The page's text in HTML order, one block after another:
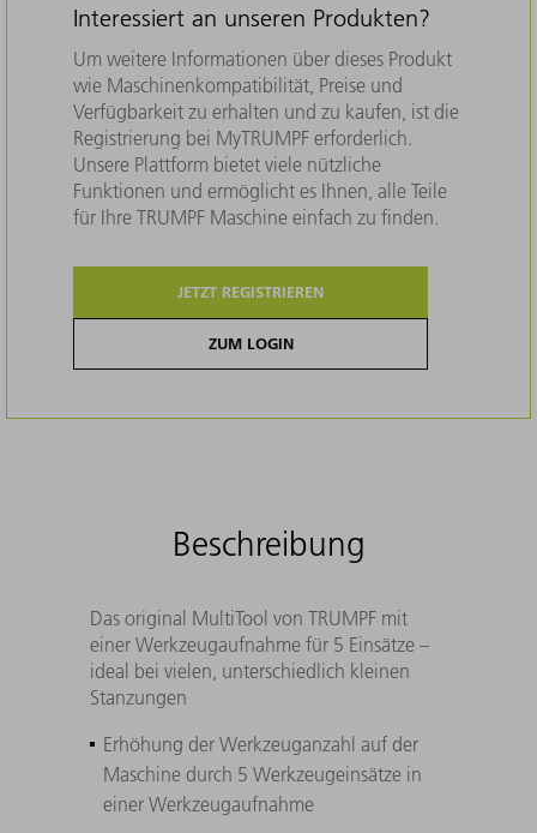
Interessiert an unseren Produkten?
Um weitere Informationen über dieses Produkt
wie Maschinenkompatibilität, Preise und
Verfügbarkeit zu erhalten und zu kaufen, ist die
Registrierung bei MyTRUMPF erforderlich.
Unsere Plattform bietet viele nützliche
Funktionen und ermöglicht es Ihnen, alle Teile
für Ihre TRUMPF Maschine einfach zu finden.
JETZT REGISTRIEREN
ZUM LOGIN
Beschreibung
Das original MultiTool von TRUMPF mit
einer Werkzeugaufnahme für 5 Einsätze –
ideal bei vielen, unterschiedlich kleinen
Stanzungen
Erhöhung der Werkzeuganzahl auf der
Maschine durch 5 Werkzeugeinsätze in
einer Werkzeugaufnahme